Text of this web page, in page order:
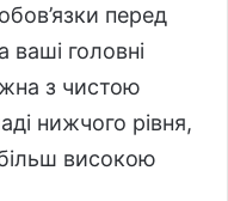
перед
ваші головні
з чистою
нижчого рівня,
високою